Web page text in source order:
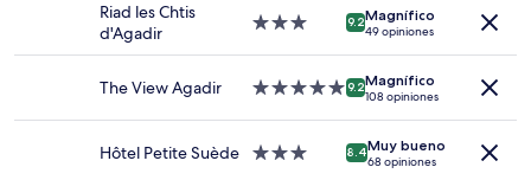
disponibilidad
estrellas
Riad les Chtis
d'Agadir
Propiedad
estrellas
9.2Magnífico
49 opiniones
The View Agadir
Propiedad
estrellas
9.2Magnífico
108 opiniones
Hôtel Petite Suède
Propiedad
8.4Muy bueno
68 opiniones